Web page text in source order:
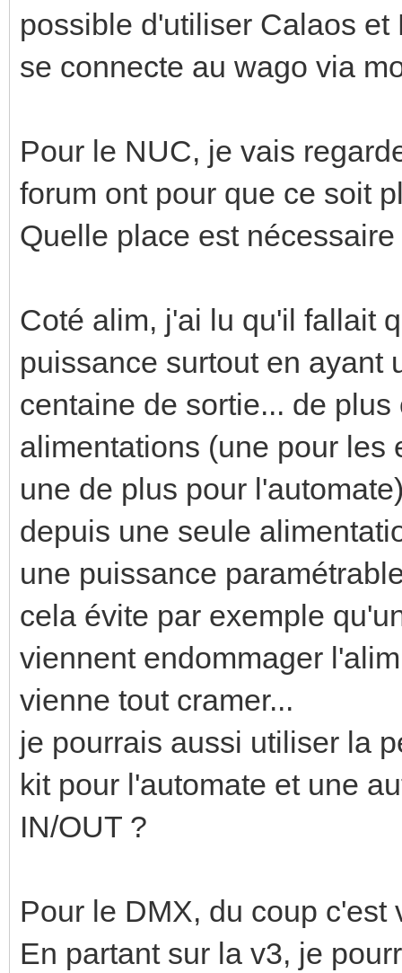
possible d'utiliser Calaos
se connecte au wago via
Pour le NUC, je vais
forum ont pour que ce soit
Quelle place est
Coté alim, j'ai lu qu'il fallait
puissance surtout en ayant
centaine de sortie... de
alimentations (une pour les
une de plus pour
depuis une seule
une puissance
cela évite par exemple
viennent endommager
vienne tout cramer...
je pourrais aussi utiliser la
kit pour l'automate et une
IN/OUT ?
Pour le DMX, du coup c'est
En partant sur la v3, je